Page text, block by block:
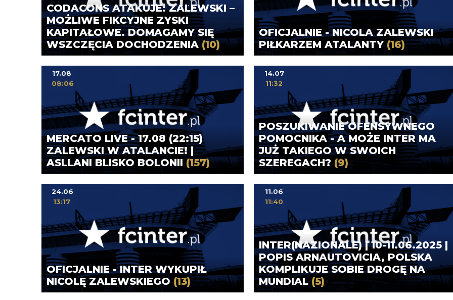
CODACONS ATAKUJE: ZALEWSKI –
MOŻLIWE FIKCYJNE ZYSKI
KAPITAŁOWE. DOMAGAMY SIĘ
WSZCZĘCIA DOCHODZENIA(10)
OFICJALNIE - NICOLA ZALEWSKI
PIŁKARZEM ATALANTY(16)
MERCATO LIVE - 17.08 (22:15)
ZALEWSKI W ATALANCIE! |
ASLLANI BLISKO BOLONII (157)
17.08
08:06
POSZUKIWANIE OFENSYWNEGO
POMOCNIKA - A MOŻE INTER MA
JUŻ TAKIEGO W SWOICH
SZEREGACH? (9)
14.07
11:32
OFICJALNIE - INTER WYKUPIŁ
NICOLĘ ZALEWSKIEGO(13)
24.06
13:17
INTER(NAZIONALE) | 10-11.06.2025 |
POPIS ARNAUTOVICIA, POLSKA
KOMPLIKUJE SOBIE DROGĘ NA
MUNDIAL (5)
11.06
11:40